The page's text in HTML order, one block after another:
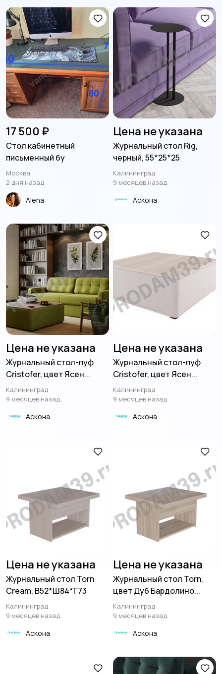
17 500 ₽
Стол кабинетный
письменный бу
Москва
2 дня назад
Alena
Цена не указана
Журнальный стол Rig,
черный, 55*25*25
Калининград
9 месяцев назад
Аскона
Цена не указана
Журнальный стол-пуф
Cristofer, цвет Ясен...
Калининград
9 месяцев назад
Аскона
Цена не указана
Журнальный стол-пуф
Cristofer, цвет Ясен...
Калининград
9 месяцев назад
Аскона
Цена не указана
Журнальный стол Torn
Cream, В52*Ш84*Г73
Калининград
9 месяцев назад
Аскона
Цена не указана
Журнальный стол Torn,
цвет Дуб Бардолино...
Калининград
9 месяцев назад
Аскона